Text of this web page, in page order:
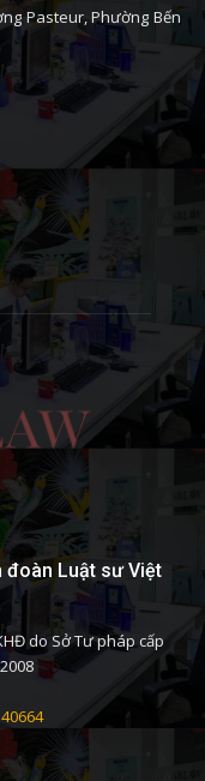
Pasteur, Phường Bến
đoàn Luật sư Việt
do Sở Tư pháp cấp